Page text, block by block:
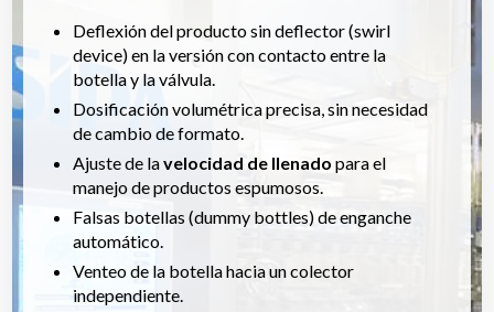
Deflexión del producto sin deflector (swirl
device) en la versión con contacto entre la
botella y la válvula.
Dosificación volumétrica precisa, sin necesidad
de cambio de formato.
Ajuste de lavelocidad de llenado para el
manejo de productos espumosos.
Falsas botellas (dummy bottles) de enganche
automático.
Venteo de la botella hacia un colector
independiente.